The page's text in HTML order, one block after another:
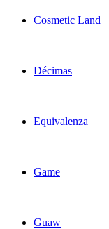
Cosmetic Land
Décimas
Equivalenza
Game
Guaw